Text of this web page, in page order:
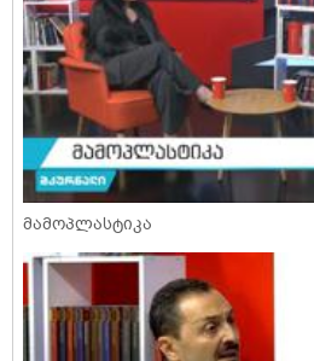
მამოპლასტიკა